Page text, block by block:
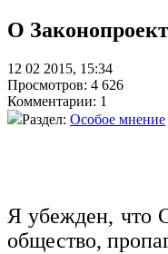
О
12 02 2015, 15:34
Просмотров: 4 626
Комментарии: 1
Раздел: Особое мнение
Я убежден, что
общество,